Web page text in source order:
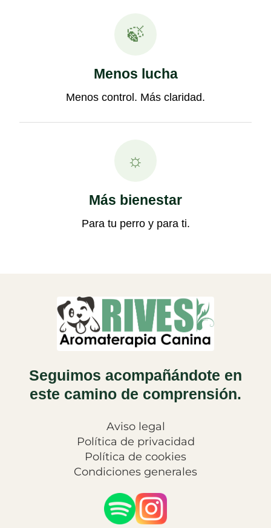
🍃
Menos lucha
Menos control. Más claridad.
☼
Más bienestar
Para tu perro y para ti.
Seguimos acompañándote en
este camino de comprensión.
Aviso legal
Política de privacidad
Política de cookies
Condiciones generales